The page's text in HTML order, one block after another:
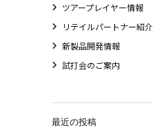
ツアープレイヤー情報
リテイルパートナー紹介
新製品開発情報
試打会のご案内
最近の投稿